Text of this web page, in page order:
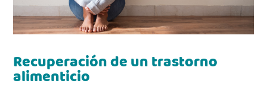
Recuperación de un trastorno
alimenticio